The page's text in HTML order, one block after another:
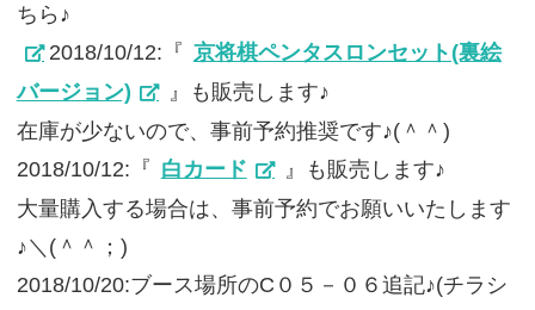
ちら♪
2018/10/12:『 京将棋ペンタスロンセット(裏絵
バージョン)
』も販売します♪
在庫が少ないので、事前予約推奨です♪(＾＾)
2018/10/12:『 白カード
』も販売します♪
大量購入する場合は、事前予約でお願いいたします
♪＼(＾＾；)
2018/10/20:ブース場所のC０５－０６追記♪(チラシ